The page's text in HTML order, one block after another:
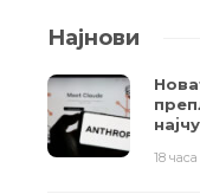
Најнови
18 часа